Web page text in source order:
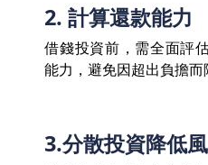
2. 計算還款能力
借錢投資前，需全面評
能力，避免因超出負擔而
3.分散投資降低